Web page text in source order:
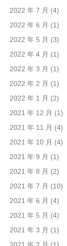
2022 年 7 月 (4)
2022 年 6 月 (1)
2022 年 5 月 (3)
2022 年 4 月 (1)
2022 年 3 月 (1)
2022 年 2 月 (1)
2022 年 1 月 (2)
2021 年 12 月 (1)
2021 年 11 月 (4)
2021 年 10 月 (4)
2021 年 9 月 (1)
2021 年 8 月 (2)
2021 年 7 月 (10)
2021 年 6 月 (4)
2021 年 5 月 (4)
2021 年 3 月 (1)
2021 年 2 月 (1)